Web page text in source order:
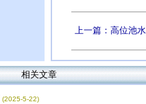
上一篇：高位池
相关文章
(2025-5-22)